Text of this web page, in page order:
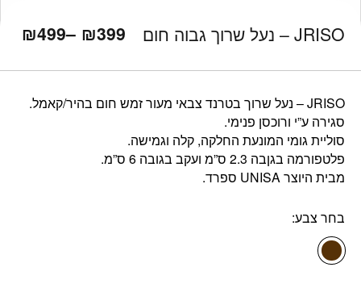
JRISO – נעל שרוך גבוה חום ₪399
–
₪499
JRISO – נעל שרוך בטרנד צבאי מעור זמש חום בהיר/קאמל.
סגירה ע”י ורוכסן פנימי.
סוליית גומי המונעת החלקה, קלה וגמישה.
פלטפורמה בגןבה 2.3 ס”מ ועקב בגובה 6 ס”מ.
מבית היוצר UNISA ספרד.
בחר צבע